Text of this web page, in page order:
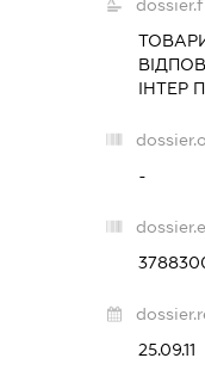
ІНТЕР
-
25.09.11